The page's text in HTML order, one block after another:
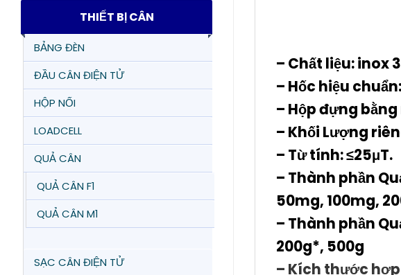
THIẾT BỊ CÂN
BẢNG ĐÈN
ĐẦU CÂN ĐIỆN TỬ
HỘP NỐI
LOADCELL
QUẢ CÂN
QUẢ CÂN F1
QUẢ CÂN M1
SẠC CÂN ĐIỆN TỬ
– Chất liệu: inox
– Hốc hiệu
– Hộp đựng
– Khối Lượng
– Từ tính: ≤25μT.
– Thành phần
50mg, 100mg,
– Thành phần
200g*, 500g
– Kích thước hợp